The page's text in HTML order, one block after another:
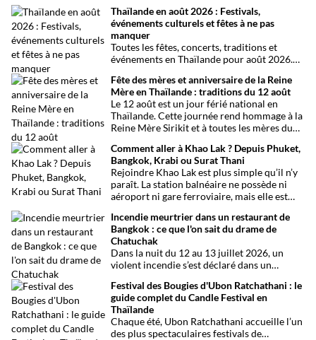
Thaïlande en août 2026 : Festivals,
événements culturels et fêtes à ne pas
manquer
Toutes les fêtes, concerts, traditions et
événements en Thaïlande pour août 2026.
organiser son voyage.
Fête des mères et anniversaire de la Reine
Mère en Thaïlande : traditions du 12 août
Le 12 août est un jour férié national en
Thaïlande. Cette journée rend hommage à la
Reine Mère Sirikit et à toutes les mères du
traditions bouddhistes et festivités
populaires dans tout le royaume.
Comment aller à Khao Lak ? Depuis Phuket,
Bangkok, Krabi ou Surat Thani
Rejoindre Khao Lak est plus simple qu’il n’y
paraît. La station balnéaire ne possède ni
aéroport ni gare ferroviaire, mais elle est
international de Phuket, situé à un peu plus
d’une heure de route. Que vous arriviez de
Bangkok, Phuket, Krabi, Surat Thani ou de
Khao Sok, voici toutes les solutions pour
organiser votre trajet dans les meilleures
conditions.
Incendie meurtrier dans un restaurant de
Bangkok : ce que l'on sait du drame de
Chatuchak
Dans la nuit du 12 au 13 juillet 2026, un
violent incendie s’est déclaré dans un
de Chatuchak, à Bangkok. Le bilan
provisoire est particulièrement lourd avec
au moins 27 morts et plusieurs dizaines de
blessés.
Festival des Bougies d'Ubon Ratchathani : le
guide complet du Candle Festival en
Thaïlande
Chaque été, Ubon Ratchathani accueille l’un
des plus spectaculaires festivals de